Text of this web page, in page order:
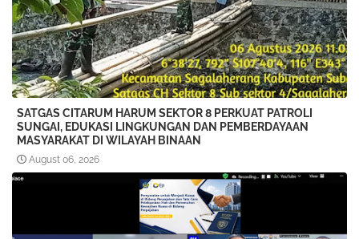
SATGAS CITARUM HARUM SEKTOR 8 PERKUAT PATROLI
SUNGAI, EDUKASI LINGKUNGAN DAN PEMBERDAYAAN
MASYARAKAT DI WILAYAH BINAAN
August 06, 2026